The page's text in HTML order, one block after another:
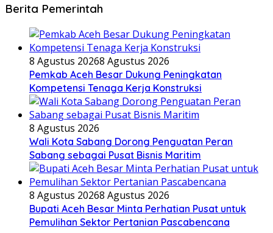
Berita Pemerintah
8 Agustus 20268 Agustus 2026
Pemkab Aceh Besar Dukung Peningkatan
Kompetensi Tenaga Kerja Konstruksi
8 Agustus 2026
Wali Kota Sabang Dorong Penguatan Peran
Sabang sebagai Pusat Bisnis Maritim
8 Agustus 20268 Agustus 2026
Bupati Aceh Besar Minta Perhatian Pusat untuk
Pemulihan Sektor Pertanian Pascabencana